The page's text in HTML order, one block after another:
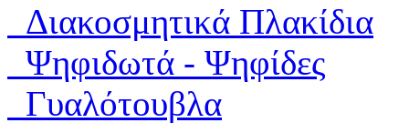
Διακοσμητικά Πλακίδια
Ψηφιδωτά - Ψηφίδες
Γυαλότουβλα